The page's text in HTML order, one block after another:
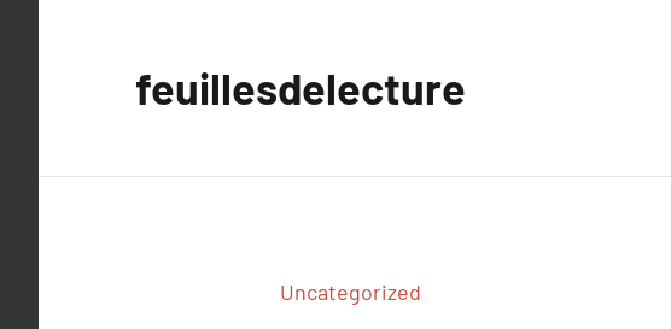
feuillesdelecture
Uncategorized